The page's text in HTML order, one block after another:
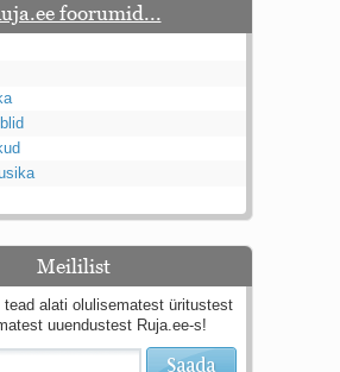
foorumid...
Meililist
tead alati olulisematest üritustest
uuendustest Ruja.ee-s!